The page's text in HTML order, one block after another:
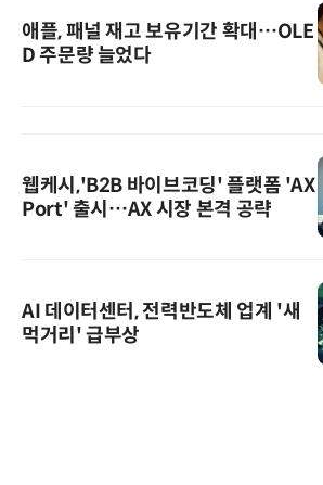
애플, 패널 재고 보유기간 확대…OLE
D 주문량 늘었다
웹케시,'B2B 바이브코딩' 플랫폼 'AX
Port' 출시…AX 시장 본격 공략
AI 데이터센터, 전력반도체 업계 '새
먹거리' 급부상